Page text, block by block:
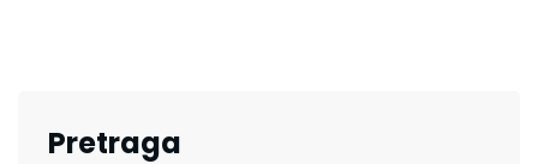
Pretraga